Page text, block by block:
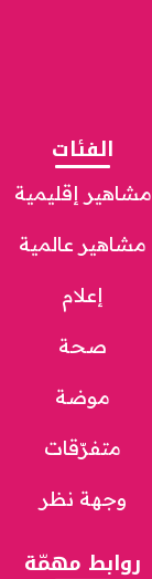
الفئات
مشاهير إقليمية
مشاهير عالمية
إعلام
صحة
موضة
متفرّقات
وجهة نظر
روابط مهمّة